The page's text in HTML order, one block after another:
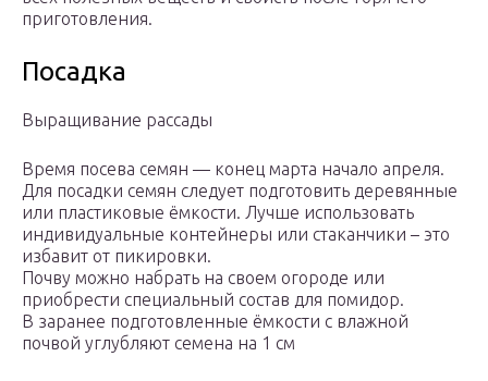
приготовления.
Посадка
Выращивание рассады
Время посева семян — конец марта начало апреля.
Для посадки семян следует подготовить деревянные
или пластиковые ёмкости. Лучше использовать
индивидуальные контейнеры или стаканчики – это
избавит от пикировки.
Почву можно набрать на своем огороде или
приобрести специальный состав для помидор.
В заранее подготовленные ёмкости с влажной
почвой углубляют семена на 1 см